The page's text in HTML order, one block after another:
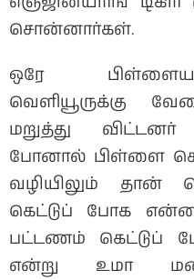
சொன்னார்கள்.
ஒரே
வெளியூருக்கு
மறுத்து
போனால் பிள்ளை
வழியிலும் தான்
கெட்டுப் போக
பட்டணம் கெட்டுப்
என்று உமா